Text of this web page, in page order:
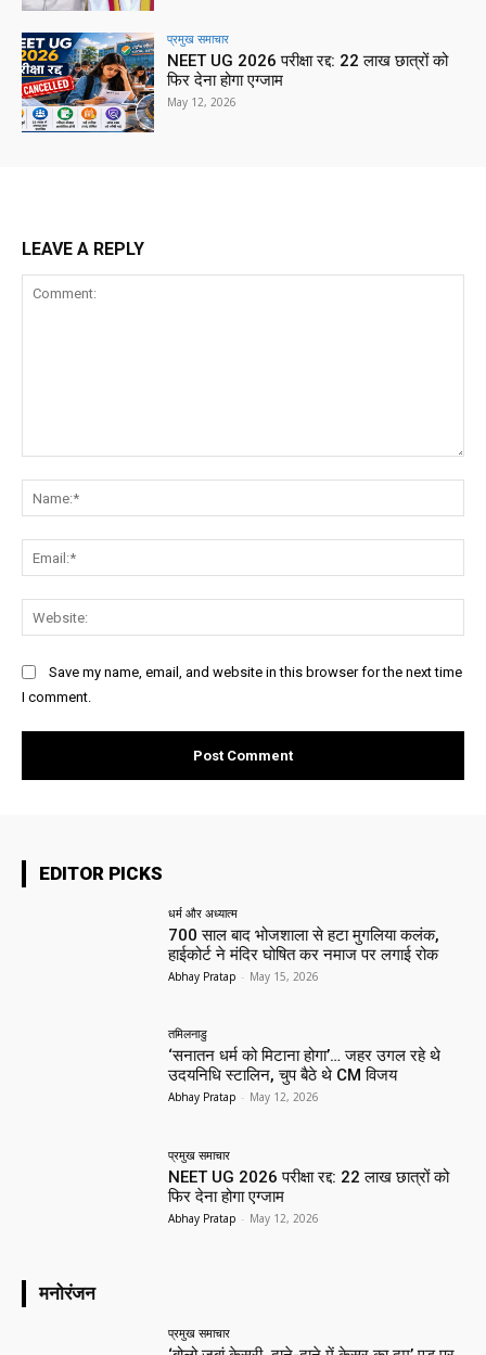
प्रमुख समाचार‎
NEET UG 2026 परीक्षा रद्द: 22 लाख छात्रों को
फिर देना होगा एग्जाम
May 12, 2026
LEAVE A REPLY
Save my name, email, and website in this browser for the next time
I comment.
EDITOR PICKS
धर्म और अध्यात्म
700 साल बाद भोजशाला से हटा मुगलिया कलंक,
हाईकोर्ट ने मंदिर घोषित कर नमाज पर लगाई रोक
Abhay Pratap - May 15, 2026
तमिलनाडु
‘सनातन धर्म को मिटाना होगा’… जहर उगल रहे थे
उदयनिधि स्टालिन, चुप बैठे थे CM विजय
Abhay Pratap - May 12, 2026
प्रमुख समाचार‎
NEET UG 2026 परीक्षा रद्द: 22 लाख छात्रों को
फिर देना होगा एग्जाम
Abhay Pratap - May 12, 2026
मनोरंजन
प्रमुख समाचार‎